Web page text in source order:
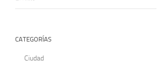
CATEGORÍAS
Ciudad